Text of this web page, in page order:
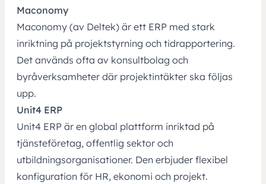
Maconomy
Maconomy (av Deltek) är ett ERP med stark
inriktning på projektstyrning och tidrapportering.
Det används ofta av konsultbolag och
byråverksamheter där projektintäkter ska följas
upp.
Unit4 ERP
Unit4 ERP är en global plattform inriktad på
tjänsteföretag, offentlig sektor och
utbildningsorganisationer. Den erbjuder flexibel
konfiguration för HR, ekonomi och projekt.